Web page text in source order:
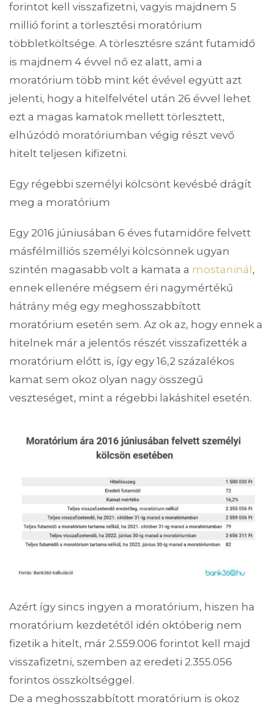
forintot kell visszafizetni, vagyis majdnem 5
millió forint a törlesztési moratórium
többletköltsége. A törlesztésre szánt futamidő
is majdnem 4 évvel nő ez alatt, ami a
moratórium több mint két évével együtt azt
jelenti, hogy a hitelfelvétel után 26 évvel lehet
ezt a magas kamatok mellett törlesztett,
elhúzódó moratóriumban végig részt vevő
hitelt teljesen kifizetni.
Egy régebbi személyi kölcsönt kevésbé drágít
meg a moratórium
Egy 2016 júniusában 6 éves futamidőre felvett
másfélmilliós személyi kölcsönnek ugyan
szintén magasabb volt a kamata a mostaninál,
ennek ellenére mégsem éri nagymértékű
hátrány még egy meghosszabbított
moratórium esetén sem. Az ok az, hogy ennek a
hitelnek már a jelentős részét visszafizették a
moratórium előtt is, így egy 16,2 százalékos
kamat sem okoz olyan nagy összegű
veszteséget, mint a régebbi lakáshitel esetén.
Azért így sincs ingyen a moratórium, hiszen ha
moratórium kezdetétől idén októberig nem
fizetik a hitelt, már 2.559.006 forintot kell majd
visszafizetni, szemben az eredeti 2.355.056
forintos összköltséggel.
De a meghosszabbított moratórium is okoz